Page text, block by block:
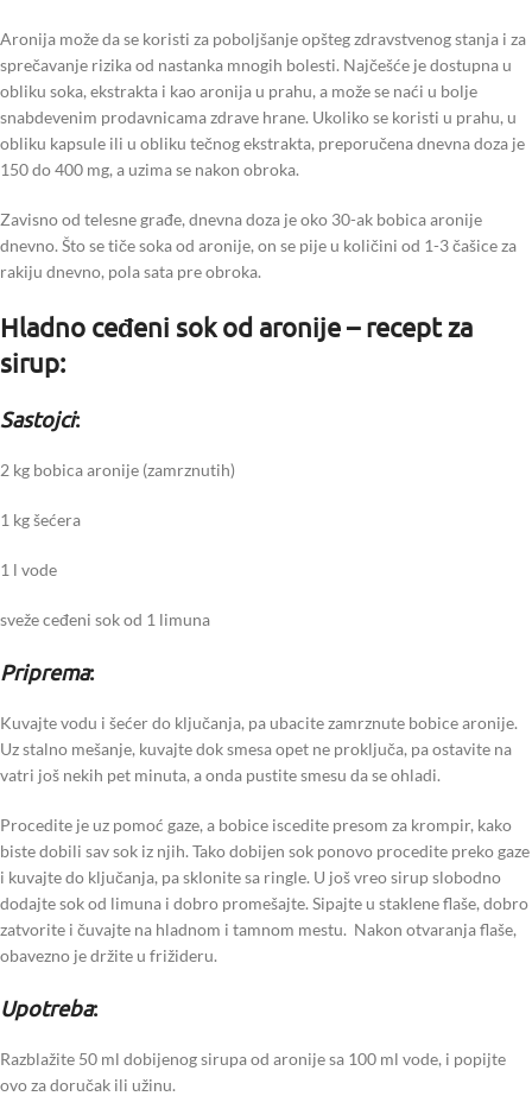
Aronija može da se koristi za poboljšanje opšteg zdravstvenog stanja i za
sprečavanje rizika od nastanka mnogih bolesti. Najčešće je dostupna u
obliku soka, ekstrakta i kao aronija u prahu, a može se naći u bolje
snabdevenim prodavnicama zdrave hrane. Ukoliko se koristi u prahu, u
obliku kapsule ili u obliku tečnog ekstrakta, preporučena dnevna doza je
150 do 400 mg, a uzima se nakon obroka.
Zavisno od telesne građe, dnevna doza je oko 30-ak bobica aronije
dnevno. Što se tiče soka od aronije, on se pije u količini od 1-3 čašice za
rakiju dnevno, pola sata pre obroka.
Hladno ceđeni sok od aronije – recept za
sirup:
Sastojci:
2 kg bobica aronije (zamrznutih)
1 kg šećera
1 l vode
sveže ceđeni sok od 1 limuna
Priprema:
Kuvajte vodu i šećer do ključanja, pa ubacite zamrznute bobice aronije.
Uz stalno mešanje, kuvajte dok smesa opet ne proključa, pa ostavite na
vatri još nekih pet minuta, a onda pustite smesu da se ohladi.
Procedite je uz pomoć gaze, a bobice iscedite presom za krompir, kako
biste dobili sav sok iz njih. Tako dobijen sok ponovo procedite preko gaze
i kuvajte do ključanja, pa sklonite sa ringle. U još vreo sirup slobodno
dodajte sok od limuna i dobro promešajte. Sipajte u staklene flaše, dobro
zatvorite i čuvajte na hladnom i tamnom mestu. Nakon otvaranja flaše,
obavezno je držite u frižideru.
Upotreba:
Razblažite 50 ml dobijenog sirupa od aronije sa 100 ml vode, i popijte
ovo za doručak ili užinu.